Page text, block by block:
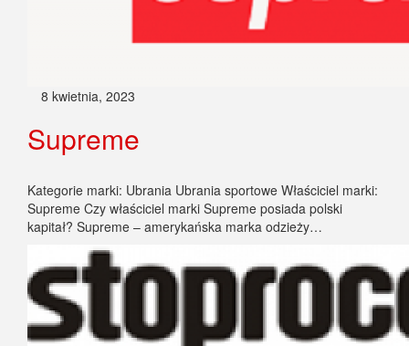
8 kwietnia, 2023
Supreme
Kategorie marki: Ubrania Ubrania sportowe Właściciel marki:
Supreme Czy właściciel marki Supreme posiada polski
kapitał? Supreme – amerykańska marka odzieży…